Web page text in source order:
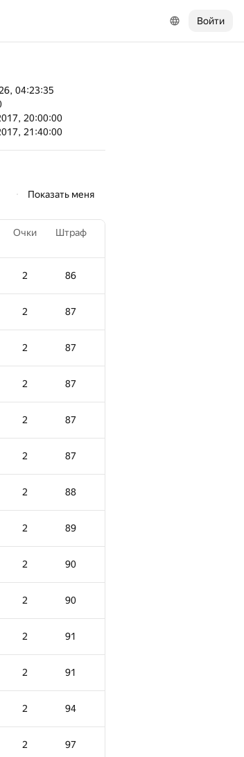
Войти
04:23:35
20:00:00
21:40:00
Показать меня
Очки Штраф
2 86
2 87
2 87
2 87
2 87
2 87
2 88
2 89
2 90
2 90
2 91
2 91
2 94
2 97